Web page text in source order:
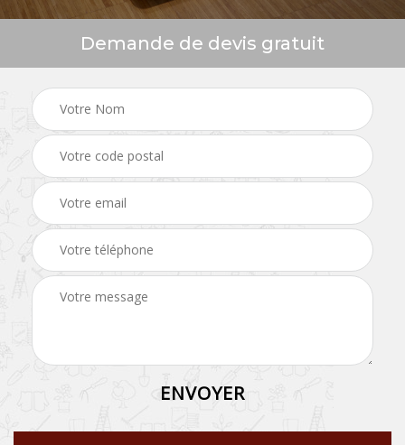
Demande de devis gratuit